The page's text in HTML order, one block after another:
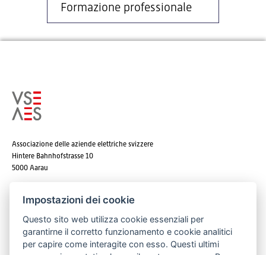
Formazione professionale
Associazione delle aziende elettriche svizzere
Hintere Bahnhofstrasse 10
5000 Aarau
E-mail:info@strom.ch
Impostazioni dei cookie
Questo sito web utilizza cookie essenziali per
garantirne il corretto funzionamento e cookie analitici
per capire come interagite con esso. Questi ultimi